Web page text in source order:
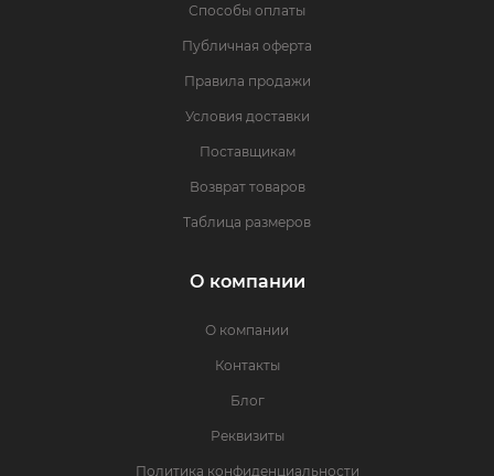
Способы оплаты
Публичная оферта
Правила продажи
Условия доставки
Поставщикам
Возврат товаров
Таблица размеров
О компании
О компании
Контакты
Блог
Реквизиты
Политика конфиденциальности